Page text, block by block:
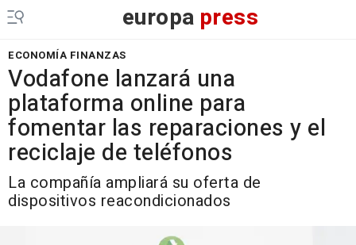
europa press
ECONOMÍA FINANZAS
Vodafone lanzará una
plataforma online para
fomentar las reparaciones y el
reciclaje de teléfonos
La compañía ampliará su oferta de
dispositivos reacondicionados